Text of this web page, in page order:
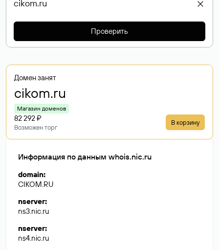
Проверить
Домен занят
cikom.ru
Магазин доменов
82 292 ₽
Возможен торг
В корзину
Информация по данным whois.nic.ru
domain:
CIKOM.RU
nserver:
ns3.nic.ru
nserver:
ns4.nic.ru